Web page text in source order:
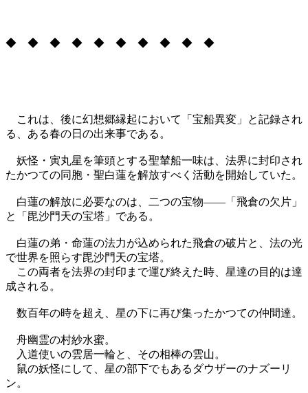
◆ ◆ ◆ ◆ ◆ ◆ ◆ ◆ ◆ ◆
これは、後に幻想郷縁起において「宝船異変」と記録され
る、ある春の日の出来事である。
妖怪・寅丸星を筆頭とする聖輦船一味は、法界に封印され
たかつての同胞・聖白蓮を解放すべく活動を開始していた。
白蓮の解放に必要なのは、二つの宝物――「飛倉の欠片」
と「毘沙門天の宝塔」である。
白蓮の弟・命蓮の法力が込められた飛倉の破片と、法の光
で世界を照らす毘沙門天の宝塔。
この両者を法界の封印まで運び終えた時、星達の目的は達
成される。
数百年の時を超え、星の下に再び集ったかつての仲間達。
舟幽霊の村紗水蜜。
入道使いの雲居一輪と、その相棒の雲山。
鼠の妖怪にして、星の部下でもあるダウザーのナズーリ
ン。